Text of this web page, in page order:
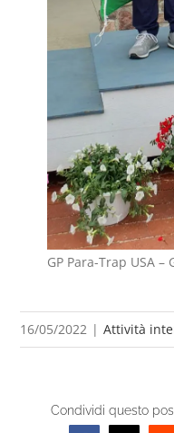
GP Para-Trap USA
16/05/2022 | Attività
Condividi questo